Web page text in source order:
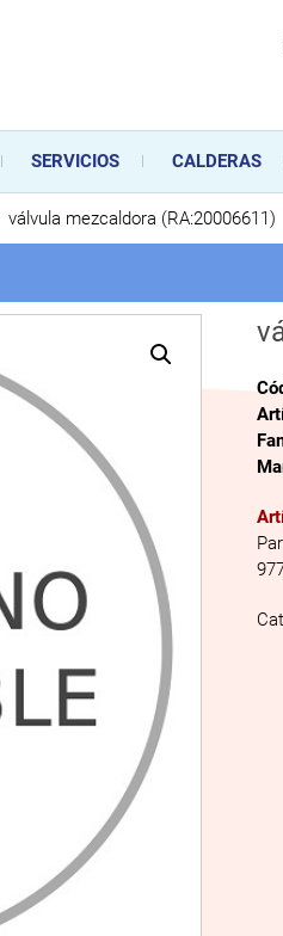
en la instalación,
de gas, climatización o
SERVICIOS CALDERAS
válvula mezcaldora (RA:20006611)